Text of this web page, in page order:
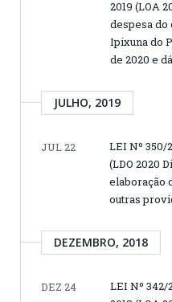
2019 (LOA
despesa do
Ipixuna do
de 2020 e
JULHO, 2019
JUL 22
LEI Nº 350/
(LDO 2020
elaboração
outras
DEZEMBRO, 2018
DEZ 24
LEI Nº 342/